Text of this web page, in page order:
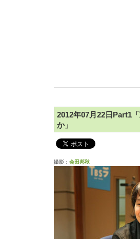
2012年07月22日Part1
か」
撮影： 会田邦秋